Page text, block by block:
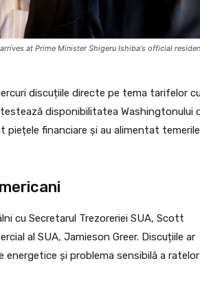
at Prime Minister Shigeru Ishiba's official
discuțiile directe pe tema tarifelor
disponibilitatea Washingtonului
financiare și au alimentat
cu Secretarul Trezoreriei SUA, Scott
al SUA, Jamieson Greer. Discuțiile ar
și problema sensibilă a